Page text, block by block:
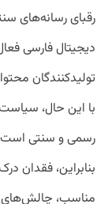
رقبای رسانه‌های
دیجیتال فارسی
تولیدکنندگان
با این حال،
رسمی و سنتی است
بنابراین، فقدان
مناسب، چالش‌های